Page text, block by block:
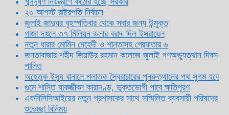
২০ আগস্ট রাষ্ট্রপতি নির্বাচন
জুলাই জাদুঘর বৃহস্পতিবার থেকে সবার জন্য উন্মুক্ত
গাজা দখলে ৩৭ মিলিয়ন ডলার বরাদ্দ দিল ইসরায়েল
নতুন ধারার মোমিন মেহেদী ও শান্তাসহ গ্রেফতার ৬
জনতাবাজার শহীদ জিয়াউর রহমান কলেজে জুলাই গণঅভ্যুত্থান দিবস
পালিত
অহেতুক ইস্যু বানালে পলাতক স্বৈরাচারের পুনরুত্থানের পথ সুগম হবে
গুমে শাস্তি যাবজ্জীবন কারাদণ্ড, ভুক্তভোগী পাবে ক্ষতিপূরণ
এফবিসিসিআইয়ের নতুন প্রশাসকের সাথে সম্মিলিত ব্যবসায়ী পরিষদের
শুভেচ্ছা বিনিময়